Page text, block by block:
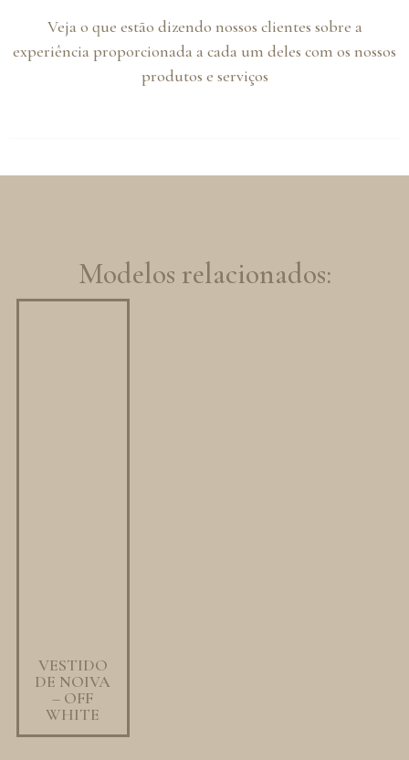
Veja o que estão dizendo nossos clientes sobre a
experiência proporcionada a cada um deles com os nossos
produtos e serviços
Modelos relacionados:
VESTIDO
DE NOIVA
– OFF
WHITE